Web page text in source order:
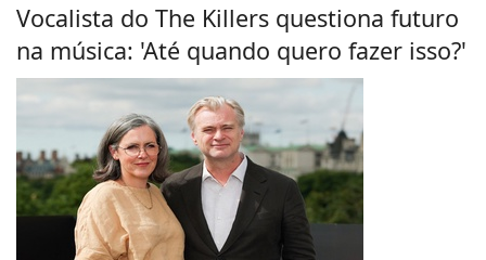
Vocalista do The Killers questiona futuro
na música: 'Até quando quero fazer isso?'